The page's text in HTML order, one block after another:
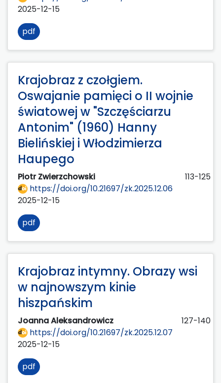
2025-12-15
pdf
Krajobraz z czołgiem.
Oswajanie pamięci o II wojnie
światowej w "Szczęściarzu
Antonim" (1960) Hanny
Bielińskiej i Włodzimierza
Haupego
Piotr Zwierzchowski
113-125
https://doi.org/10.21697/zk.2025.12.06
2025-12-15
pdf
Krajobraz intymny. Obrazy wsi
w najnowszym kinie
hiszpańskim
Joanna Aleksandrowicz
127-140
https://doi.org/10.21697/zk.2025.12.07
2025-12-15
pdf